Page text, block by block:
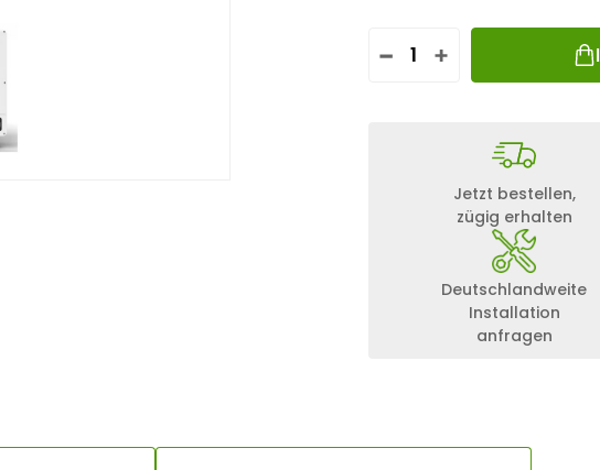
F
Jetzt bestellen,
zügig erhalten
Deutschlandweite
Installation
anfragen